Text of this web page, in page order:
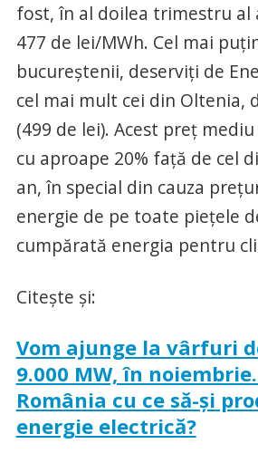
fost, în al doilea trimestru al
477 de lei/MWh. Cel mai
bucureştenii, deserviţi de
cel mai mult cei din Oltenia,
(499 de lei). Acest preţ
cu aproape 20% faţă de cel
an, în special din cauza
energie de pe toate pieţele
cumpărată energia pentru
Citeşte şi:
Vom ajunge la vârfuri
9.000 MW, în
România cu ce să-şi
energie electrică?